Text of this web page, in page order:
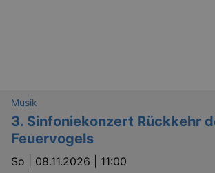
Musik
3. Sinfoniekonzert Rückkehr
Feuervogels
So | 08.11.2026 | 11:00